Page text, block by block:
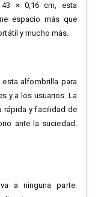
× 0,16 cm, esta
espacio más que
y mucho más.
esta alfombrilla para
y a los usuarios. La
rápida y facilidad de
ante la suciedad.
a ninguna parte.